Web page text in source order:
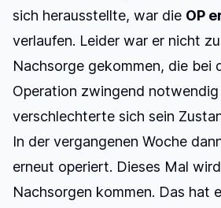
sich herausstellte, war die OP
verlaufen. Leider war er nicht
Nachsorge gekommen, die bei
Operation zwingend
verschlechterte sich sein
In der vergangenen Woche
erneut operiert. Dieses Mal
Nachsorgen kommen. Das hat